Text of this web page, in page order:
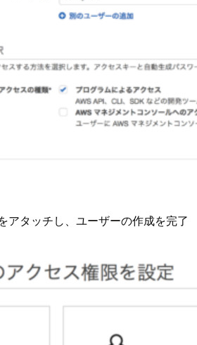
アタッチし、ユーザーの作成を完了